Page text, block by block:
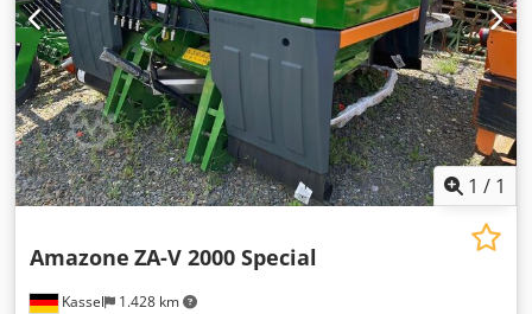
1 / 1
Kassel 1.428 km
Amazone ZA-V 2000 Special